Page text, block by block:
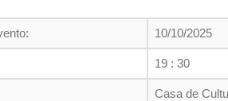
10/10/2025
19 : 30
Casa de